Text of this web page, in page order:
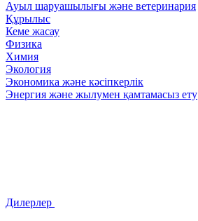
Ауыл шаруашылығы және ветеринария
Құрылыс
Кеме жасау
Физика
Химия
Экология
Экономика және кәсіпкерлік
Энергия және жылумен қамтамасыз ету
Дилерлер